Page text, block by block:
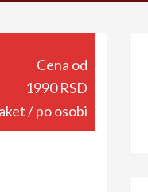
Cena od
1990 RSD
/ po osobi